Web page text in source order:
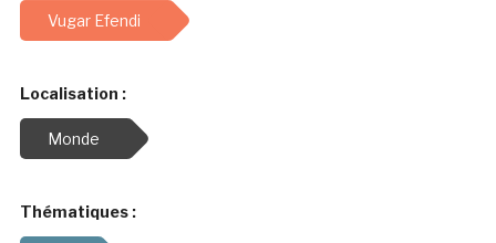
Vugar Efendi
Localisation :
Monde
Thématiques :